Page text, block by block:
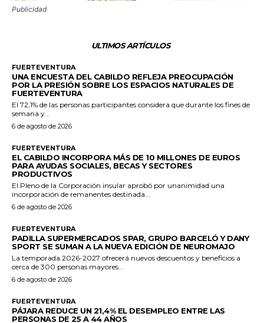
Publicidad
ULTIMOS ARTÍCULOS
FUERTEVENTURA
UNA ENCUESTA DEL CABILDO REFLEJA PREOCUPACIÓN
POR LA PRESIÓN SOBRE LOS ESPACIOS NATURALES DE
FUERTEVENTURA
El 72,1% de las personas participantes considera que durante los fines de
semana y...
6 de agosto de 2026
FUERTEVENTURA
EL CABILDO INCORPORA MÁS DE 10 MILLONES DE EUROS
PARA AYUDAS SOCIALES, BECAS Y SECTORES
PRODUCTIVOS
El Pleno de la Corporación insular aprobó por unanimidad una
incorporación de remanentes destinada...
6 de agosto de 2026
FUERTEVENTURA
PADILLA SUPERMERCADOS SPAR, GRUPO BARCELÓ Y DANY
SPORT SE SUMAN A LA NUEVA EDICIÓN DE NEUROMAJO
La temporada 2026-2027 ofrecerá nuevos descuentos y beneficios a
cerca de 300 personas mayores...
6 de agosto de 2026
FUERTEVENTURA
PÁJARA REDUCE UN 21,4% EL DESEMPLEO ENTRE LAS
PERSONAS DE 25 A 44 AÑOS